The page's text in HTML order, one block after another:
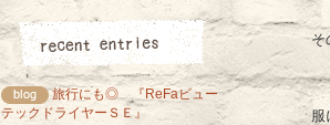
旅行にも◎ 『ReFaビュー
テックドライヤーＳＥ』
そ
服